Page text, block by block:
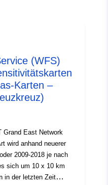
b481-6902bdb2c74e
inspire.ec.europa.eu/
ResourceType/services
(WFS)
Karten –
Grand East Network
2009-2018 je nach
sich um 10 x 10 km
in der letzten Zeit